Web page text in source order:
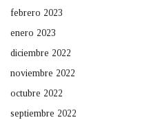
febrero 2023
enero 2023
diciembre 2022
noviembre 2022
octubre 2022
septiembre 2022